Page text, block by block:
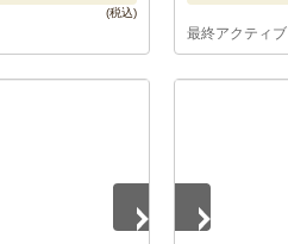
最終アクティ